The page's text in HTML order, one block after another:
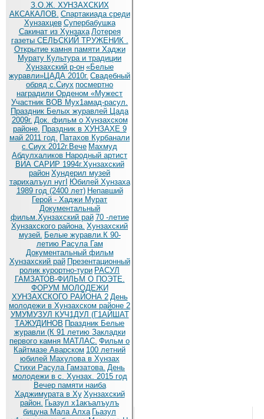
З.О.Ж. ХУНЗАХСКИХ
АКСАКАЛОВ. Спартакиада среди
Хунзахцев Супербабушка
Сакинат из Хунзаха Лотерея
газеты СЕЛЬСКИЙ ТРУЖЕНИК .
Открытие камня памяти Хаджи
Мурату Культура и традиции
Хунзахский р-он «Белые
журавли»ЦАДА 2010г. Cвадебный
обряд c.Сиух посмертно
наградили Орденом «Мужест
Участник ВОВ Мух1амад-расул.
Праздник Белых журавлей Цада
2009г. Док. фильм о Хунзахском
районе. Праздник в ХУНЗАХЕ 9
май 2011 год. Патахов Курбанали
с.Сиух 2012г.Вече Махмуд
Абдулхаликов Народный артист
ВИА САРИР 1994г.Хунзахский
район Хундерил музей
тарихалъул нугI Юбилей Хунзаха
1989 год (2400 лет) Непавший
Герой - Хаджи Мурат
Документальный
фильм.Хунзахский рай 70 -летие
Хунзахского района. Хунзахский
музей. Белые журавли.К 90-
летию Расула Гам
Документальный фильм
Хунзахский рай Презентационный
ролик курортно-тури РАСУЛ
ГАМЗАТОВ-ФИЛЬМ О ПОЭТЕ.
ФОРУМ МОЛОДЕЖИ
ХУНЗАХСКОГО РАЙОНА 2 День
молодежи в Хунзахском районе 2
УМУМУЗУЛ КУЧ1ДУЛ (Г1АЙШАТ
ТАЖУДИНОВ Праздник Белые
журавли (К 91 летию Закладки
первого камня МАТЛАС. Фильм о
Кайтмазе Аварском 100 летний
юбилей Махулова в Хунзах
Стихи Расула Гамзатова. День
молодежи в с. Хунзах. 2015 год
Вечер памяти наиба
Хаджимурата в Ху Хунзахский
район. Гьазул х1акъалъулъ
бицуна Мала Алха Гьазул